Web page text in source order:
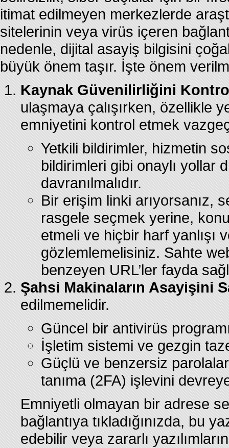
itimat edilmeyen merkezlerde
sitelerinin veya virüs içeren
nedenle, dijital asayiş bilgisini
büyük önem taşır. İşte önem
Kaynak Güvenilirliğini
ulaşmaya çalışırken, özellikle
emniyetini kontrol etmek
Yetkili bildirimler, hizmetin
bildirimleri gibi onaylı yollar
davranılmalıdır.
Bir erişim linki arıyorsanız,
rasgele seçmek yerine,
etmeli ve hiçbir harf yanlışı
gözlemlemelisiniz. Sahte
benzeyen URL’ler fayda
Şahsi Makinaların Asayişini
edilmemelidir.
Güncel bir antivirüs
İşletim sistemi ve gezgin
Güçlü ve benzersiz
tanıma (2FA) işlevini
Emniyetli olmayan bir adrese
bağlantıya tıkladığınızda, bu
edebilir veya zararlı